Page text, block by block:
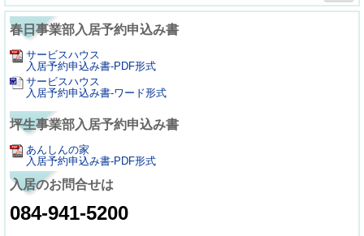
春日事業部入居予約申込み書
サービスハウス
入居予約申込み書-PDF形式
サービスハウス
入居予約申込み書-ワード形式
坪生事業部入居予約申込み書
あんしんの家
入居予約申込み書-PDF形式
入居のお問合せは
084-941-5200